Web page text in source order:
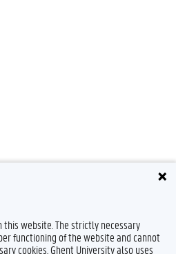
this website. The strictly necessary
functioning of the website and cannot
cookies, Ghent University also uses